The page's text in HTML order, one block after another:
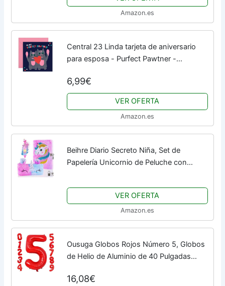
Amazon.es
Central 23 Linda tarjeta de aniversario
para esposa - Purfect Pawtner -
Valentín para esposo novio novia - Viene
con...
6,99€
VER OFERTA
Amazon.es
Beihre Diario Secreto Niña, Set de
Papelería Unicornio de Peluche con
Regalos Para Niñas 6 7 8 9 10 11
VER OFERTA
Amazon.es
Ousuga Globos Rojos Número 5, Globos
de Helio de Aluminio de 40 Pulgadas
Globo de Mylar Digit Para Aniversario
16,08€